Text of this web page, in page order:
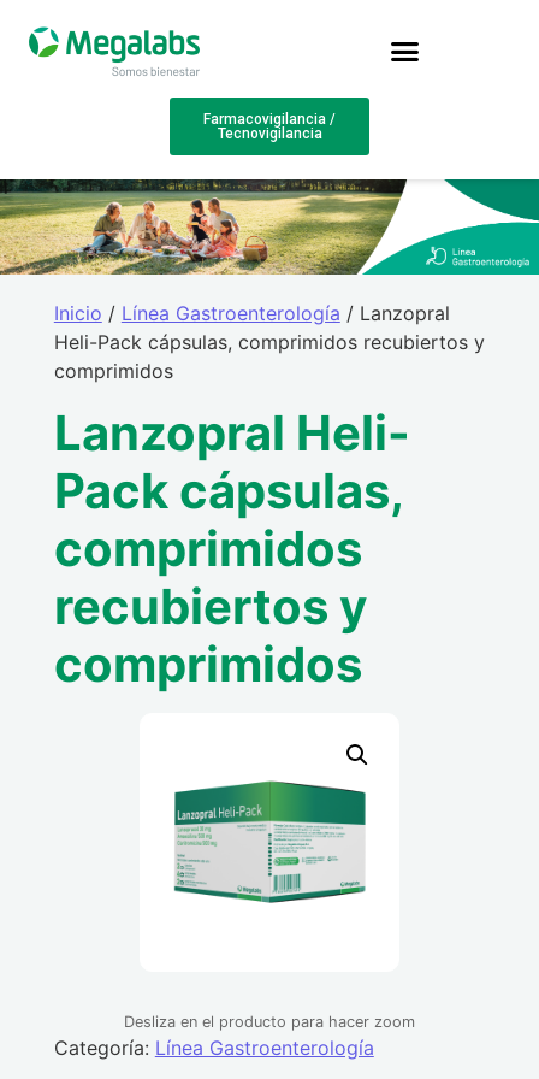
Farmacovigilancia /
Tecnovigilancia
Inicio / Línea Gastroenterología / Lanzopral
Heli-Pack cápsulas, comprimidos recubiertos y
comprimidos
Lanzopral Heli-
Pack cápsulas,
comprimidos
recubiertos y
comprimidos
Desliza en el producto para hacer zoom
Categoría: Línea Gastroenterología